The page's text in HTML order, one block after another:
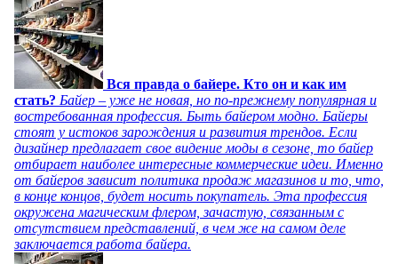
Вся правда о байере. Кто он и как им
стать? Байер – уже не новая, но по-прежнему популярная и
востребованная профессия. Быть байером модно. Байеры
стоят у истоков зарождения и развития трендов. Если
дизайнер предлагает свое видение моды в сезоне, то байер
отбирает наиболее интересные коммерческие идеи. Именно
от байеров зависит политика продаж магазинов и то, что,
в конце концов, будет носить покупатель. Эта профессия
окружена магическим флером, зачастую, связанным с
отсутствием представлений, в чем же на самом деле
заключается работа байера.